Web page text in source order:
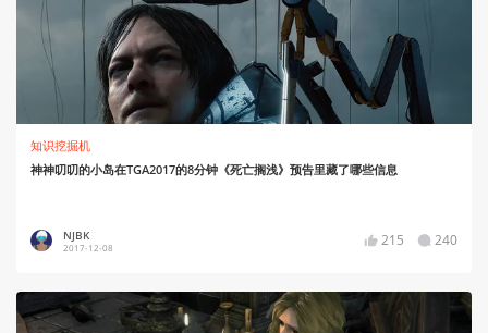
知识挖掘机
神神叨叨的小岛在TGA2017的8分钟《死亡搁浅》预告里藏了哪些信息
NJBK
2017-12-08 215 240